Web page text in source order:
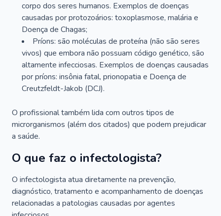
corpo dos seres humanos. Exemplos de doenças
causadas por protozoários: toxoplasmose, malária e
Doença de Chagas;
Príons: são moléculas de proteína (não são seres
vivos) que embora não possuam código genético, são
altamente infecciosas. Exemplos de doenças causadas
por príons: insônia fatal, prionopatia e Doença de
Creutzfeldt-Jakob (DCJ).
O profissional também lida com outros tipos de
microrganismos (além dos citados) que podem prejudicar
a saúde.
O que faz o infectologista?
O infectologista atua diretamente na prevenção,
diagnóstico, tratamento e acompanhamento de doenças
relacionadas a patologias causadas por agentes